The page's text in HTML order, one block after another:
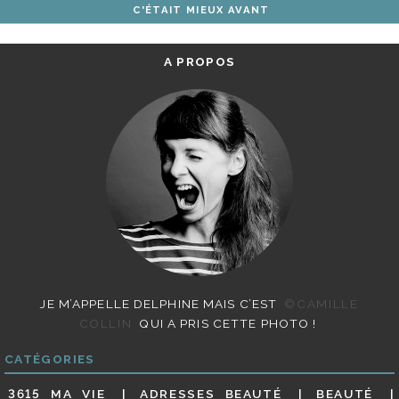
ARTICLES
C'ÉTAIT MIEUX AVANT
A PROPOS
JE M’APPELLE DELPHINE MAIS C’EST
©CAMILLE
COLLIN
QUI A PRIS CETTE PHOTO !
CATÉGORIES
3615 MA VIE ADRESSES BEAUTÉ BEAUTÉ